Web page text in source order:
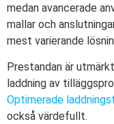
medan avancerade
mallar och
mest varierande
Prestandan är utmärkt
laddning av
Optimerade
också värdefullt.